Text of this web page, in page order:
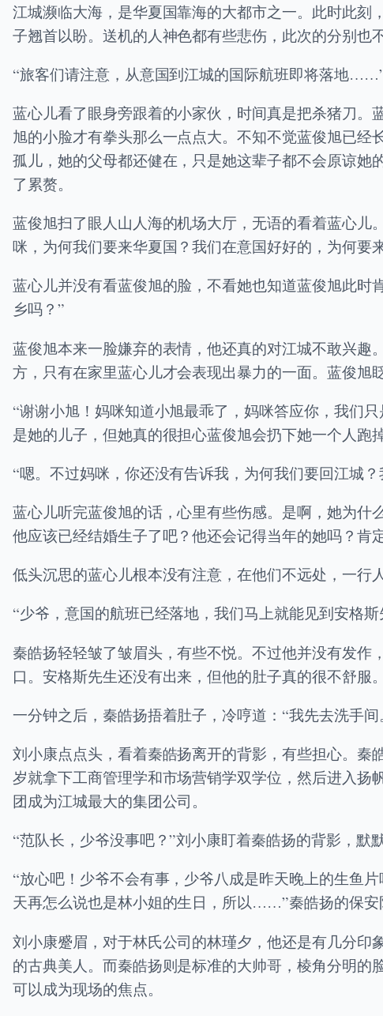
江城濒临大海，是华夏国靠海的大都市之一。此时此
子翘首以盼。送机的人神色都有些悲伤，此次的分别也
“旅客们请注意，从意国到江城的国际航班即将落地
蓝心儿看了眼身旁跟着的小家伙，时间真是把杀猪刀
旭的小脸才有拳头那么一点点大。不知不觉蓝俊旭已
孤儿，她的父母都还健在，只是她这辈子都不会原谅
了累赘。
蓝俊旭扫了眼人山人海的机场大厅，无语的看着蓝心
咪，为何我们要来华夏国？我们在意国好好的，为何要
蓝心儿并没有看蓝俊旭的脸，不看她也知道蓝俊旭此
乡吗？”
蓝俊旭本来一脸嫌弃的表情，他还真的对江城不敢兴
方，只有在家里蓝心儿才会表现出暴力的一面。蓝俊旭
“谢谢小旭！妈咪知道小旭最乖了，妈咪答应你，我们
是她的儿子，但她真的很担心蓝俊旭会扔下她一个人跑掉
“嗯。不过妈咪，你还没有告诉我，为何我们要回江城
蓝心儿听完蓝俊旭的话，心里有些伤感。是啊，她为什
他应该已经结婚生子了吧？他还会记得当年的她吗？
低头沉思的蓝心儿根本没有注意，在他们不远处，一行
“少爷，意国的航班已经落地，我们马上就能见到安格
秦皓扬轻轻皱了皱眉头，有些不悦。不过他并没有发
口。安格斯先生还没有出来，但他的肚子真的很不舒服。
一分钟之后，秦皓扬捂着肚子，冷哼道：“我先去洗手
刘小康点点头，看着秦皓扬离开的背影，有些担心。
岁就拿下工商管理学和市场营销学双学位，然后进入
团成为江城最大的集团公司。
“范队长，少爷没事吧？”刘小康盯着秦皓扬的背影，默默
“放心吧！少爷不会有事，少爷八成是昨天晚上的生鱼
天再怎么说也是林小姐的生日，所以……”秦皓扬的保安
刘小康蹙眉，对于林氏公司的林瑾夕，他还是有几分
的古典美人。而秦皓扬则是标准的大帅哥，棱角分明
可以成为现场的焦点。